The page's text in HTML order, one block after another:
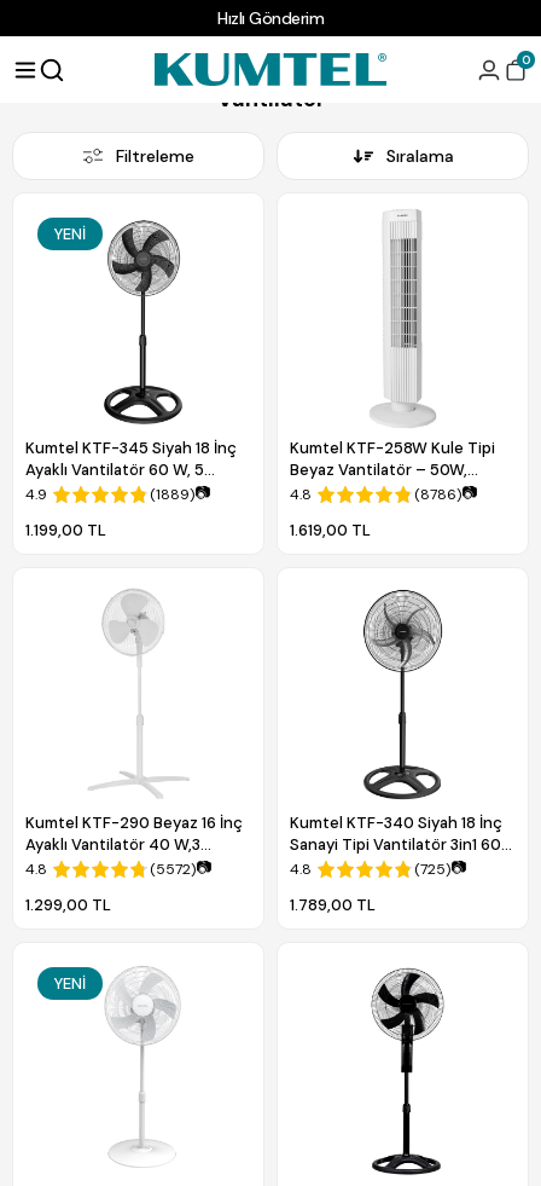
Hızlı Gönderim
0
Anasayfa SOĞUTUCU Vantilatör
Vantilatör
Filtreleme Sıralama
Kumtel KTF-345 Siyah 18 İnç
Ayaklı Vantilatör 60 W, 5
Pervaneli, 3 Kademeli, 132 cm
4.9 (1889)📷
1.199,00 TL
YENI
Kumtel KTF-258W Kule Tipi
Beyaz Vantilatör – 50W,
Zaman Ayarlı, 3 Hız Kademeli,
4.8 (8786)📷
1.619,00 TL
Kumtel KTF-290 Beyaz 16 İnç
Ayaklı Vantilatör 40 W,3
Kanatlı, 3 Pervaneli, 120 cm
4.8 (5572)📷
1.299,00 TL
Kumtel KTF-340 Siyah 18 İnç
Sanayi Tipi Vantilatör 3in1 60
W,5 Metal Pervaneli, 3
Yükseklik
4.8 (725)📷
1.789,00 TL
YENI